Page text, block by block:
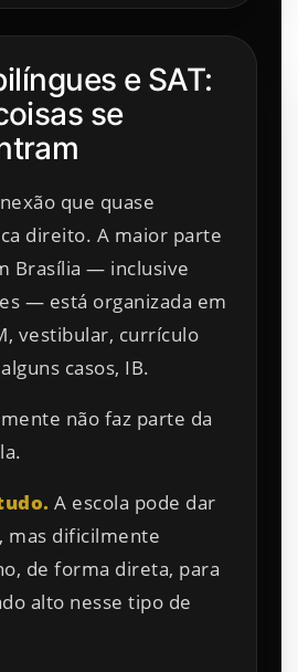
e SAT:
se
que quase
direito. A maior parte
Brasília — inclusive
— está organizada em
vestibular, currículo
casos, IB.
não faz parte da
A escola pode dar
mas dificilmente
de forma direta, para
alto nesse tipo de